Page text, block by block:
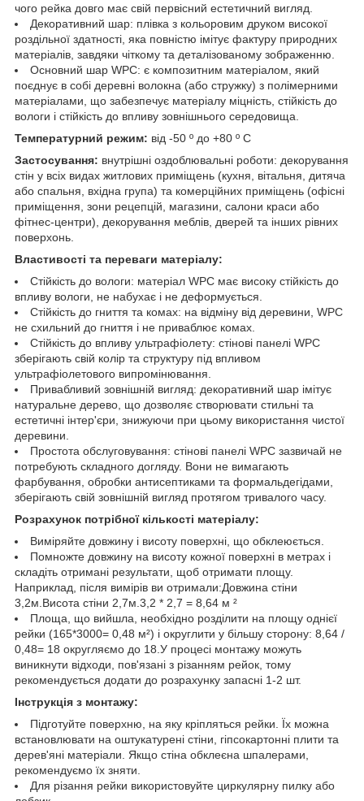
чого рейка довго має свій первісний естетичний вигляд.
Декоративний шар: плівка з кольоровим друком високої
роздільної здатності, яка повністю імітує фактуру природних
матеріалів, завдяки чіткому та деталізованому зображенню.
Основний шар WPC: є композитним матеріалом, який
поєднує в собі деревні волокна (або стружку) з полімерними
матеріалами, що забезпечує матеріалу міцність, стійкість до
вологи і стійкість до впливу зовнішнього середовища.
Температурний режим: від -50 º до +80 º С
Застосування: внутрішні оздоблювальні роботи: декорування
стін у всіх видах житлових приміщень (кухня, вітальня, дитяча
або спальня, вхідна група) та комерційних приміщень (офісні
приміщення, зони рецепцій, магазини, салони краси або
фітнес-центри), декорування меблів, дверей та інших рівних
поверхонь.
Властивості та переваги матеріалу:
Стійкість до вологи: матеріал WPC має високу стійкість до
впливу вологи, не набухає і не деформується.
Стійкість до гниття та комах: на відміну від деревини, WPC
не схильний до гниття і не приваблює комах.
Стійкість до впливу ультрафіолету: стінові панелі WPC
зберігають свій колір та структуру під впливом
ультрафіолетового випромінювання.
Привабливий зовнішній вигляд: декоративний шар імітує
натуральне дерево, що дозволяє створювати стильні та
естетичні інтер'єри, знижуючи при цьому використання чистої
деревини.
Простота обслуговування: стінові панелі WPC зазвичай не
потребують складного догляду. Вони не вимагають
фарбування, обробки антисептиками та формальдегідами,
зберігають свій зовнішній вигляд протягом тривалого часу.
Розрахунок потрібної кількості матеріалу:
Виміряйте довжину і висоту поверхні, що обклеюється.
Помножте довжину на висоту кожної поверхні в метрах і
складіть отримані результати, щоб отримати площу.
Наприклад, після вимірів ви отримали:Довжина стіни
3,2м.Висота стіни 2,7м.3,2 * 2,7 = 8,64 м ²
Площа, що вийшла, необхідно розділити на площу однієї
рейки (165*3000= 0,48 м²) і округлити у більшу сторону: 8,64 /
0,48= 18 округляємо до 18.У процесі монтажу можуть
виникнути відходи, пов'язані з різанням рейок, тому
рекомендується додати до розрахунку запасні 1-2 шт.
Інструкція з монтажу:
Підготуйте поверхню, на яку кріпляться рейки. Їх можна
встановлювати на оштукатурені стіни, гіпсокартонні плити та
дерев'яні матеріали. Якщо стіна обклеєна шпалерами,
рекомендуємо їх зняти.
Для різання рейки використовуйте циркулярну пилку або